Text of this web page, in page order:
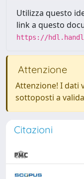
Utilizza questo
link a questo
https://
Attenzione
Attenzione! I dati
sottoposti a
Citazioni